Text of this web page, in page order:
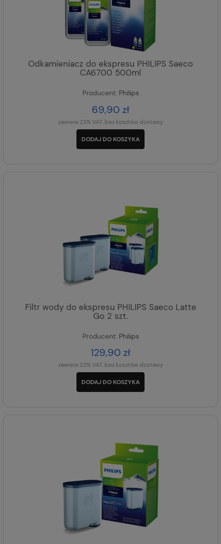
Odkamieniacz do ekspresu PHILIPS Saeco
CA6700 500ml
Producent: Philips
69,90 zł
zawiera 23% VAT, bez kosztów dostawy
DODAJ DO KOSZYKA
Filtr wody do ekspresu PHILIPS Saeco Latte
Go 2 szt.
Producent: Philips
129,90 zł
zawiera 23% VAT, bez kosztów dostawy
DODAJ DO KOSZYKA